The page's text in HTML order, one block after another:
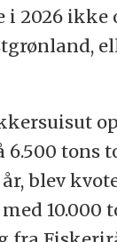
2026 ikke
6.500 tons
blev
10.000